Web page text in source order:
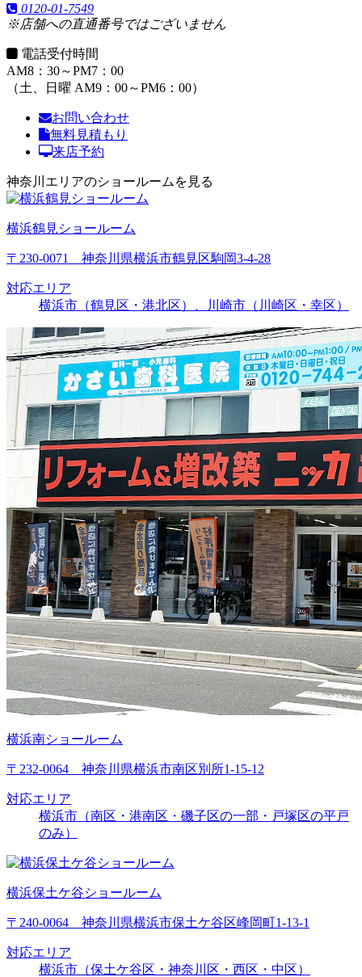
0120-01-7549
※店舗への直通番号ではございません
電話受付時間
AM8：30～PM7：00
（土、日曜 AM9：00～PM6：00）
お問い合わせ
無料見積もり
来店予約
神奈川エリアのショールームを見る
横浜鶴見ショールーム
〒230-0071 神奈川県横浜市鶴見区駒岡3-4-28
対応エリア
横浜市（鶴見区・港北区）、川崎市（川崎区・幸区）
横浜南ショールーム
〒232-0064 神奈川県横浜市南区別所1-15-12
対応エリア
横浜市（南区・港南区・磯子区の一部・戸塚区の平戸
のみ）
横浜保土ケ谷ショールーム
〒240-0064 神奈川県横浜市保土ケ谷区峰岡町1-13-1
対応エリア
横浜市（保土ケ谷区・神奈川区・西区・中区）